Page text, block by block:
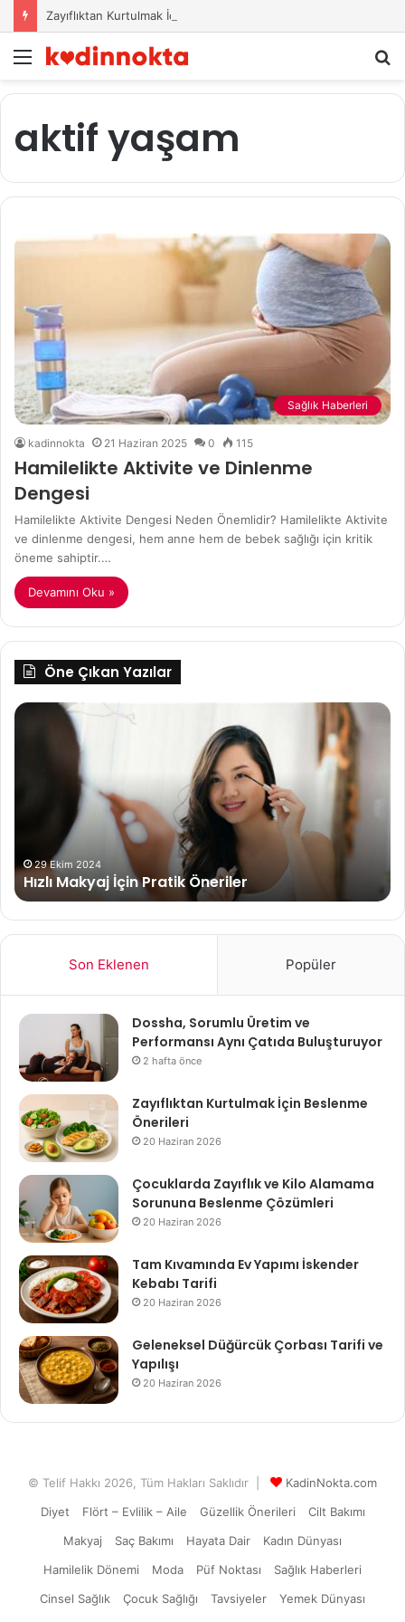
Zayıflıktan Kurtulmak İçin Beslenme Önerileri
Menü
aktif yaşam
Sağlık Haberleri
kadinnokta 21 Haziran 2025 0 115
Hamilelikte Aktivite ve Dinlenme
Dengesi
Hamilelikte Aktivite Dengesi Neden Önemlidir? Hamilelikte Aktivite
ve dinlenme dengesi, hem anne hem de bebek sağlığı için kritik
öneme sahiptir.…
Devamını Oku »
Öne Çıkan Yazılar
Hızlı
29 Ekim 2024
Hızlı Makyaj İçin Pratik Öneriler
Son Eklenen Popüler
Dossha, Sorumlu Üretim ve
Performansı Aynı Çatıda Buluşturuyor
2 hafta önce
Zayıflıktan Kurtulmak İçin Beslenme
Önerileri
20 Haziran 2026
Çocuklarda Zayıflık ve Kilo Alamama
Sorununa Beslenme Çözümleri
20 Haziran 2026
Tam Kıvamında Ev Yapımı İskender
Kebabı Tarifi
20 Haziran 2026
Geleneksel Düğürcük Çorbası Tarifi ve
Yapılışı
20 Haziran 2026
© Telif Hakkı 2026, Tüm Hakları Saklıdır |
KadinNokta.com
Diyet
Flört – Evlilik – Aile Güzellik Önerileri
Cilt Bakımı
Makyaj
Saç Bakımı Hayata Dair
Kadın Dünyası
Hamilelik Dönemi
Moda Püf Noktası
Sağlık Haberleri
Cinsel Sağlık
Çocuk Sağlığı Tavsiyeler
Yemek Dünyası